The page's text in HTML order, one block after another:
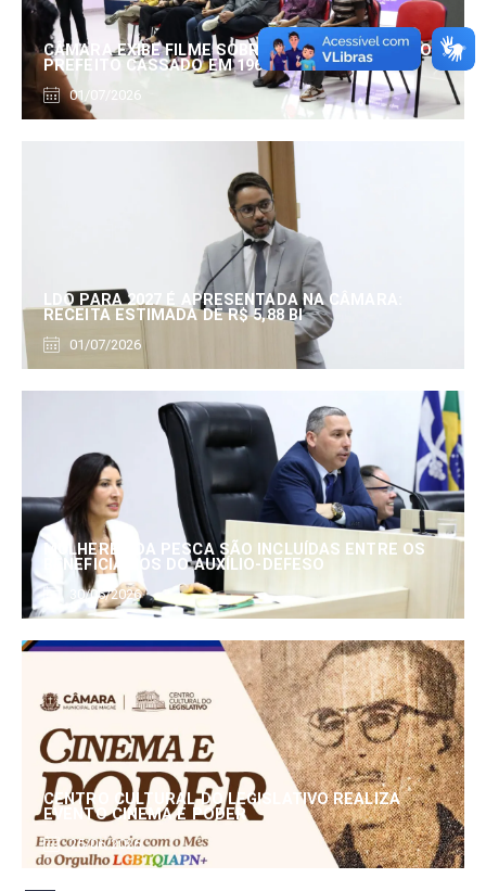
CÂMARA EXIBE FILME SOBRE EDUARDO SERRANO,
PREFEITO CASSADO EM 1960
01/07/2026
LDO PARA 2027 É APRESENTADA NA CÂMARA:
RECEITA ESTIMADA DE R$ 5,88 BI
01/07/2026
MULHERES DA PESCA SÃO INCLUÍDAS ENTRE OS
BENEFICIÁRIOS DO AUXÍLIO-DEFESO
30/06/2026
CENTRO CULTURAL DO LEGISLATIVO REALIZA
EVENTO CINEMA E PODER
25/06/2026